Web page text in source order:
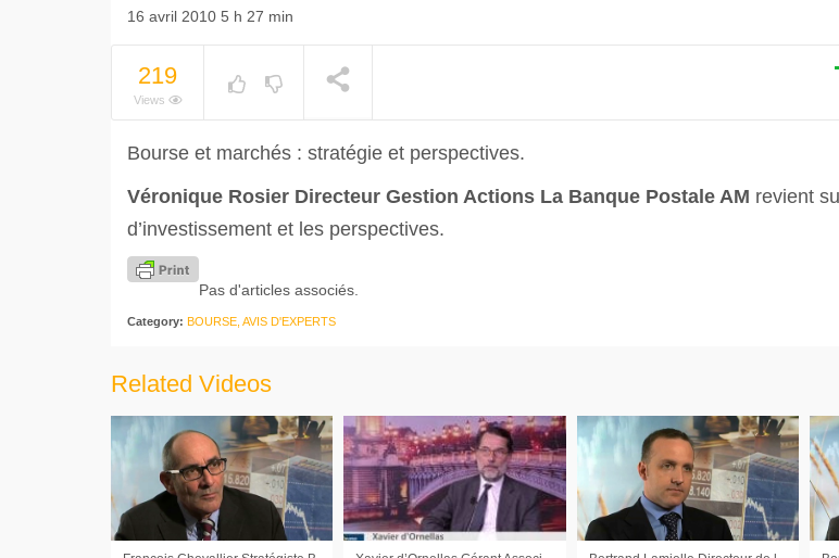
NOW PLAYING
16 avril 2010 5 h 27 min
219
Views
Bourse et marchés : stratégie et perspectives.
Véronique Rosier Directeur Gestion Actions La Banque Postale AM revient
d’investissement et les perspectives.
Pas d'articles associés.
Category: BOURSE, AVIS D'EXPERTS
Related Videos